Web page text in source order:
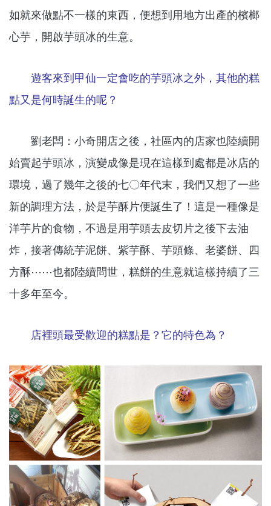
如就來做點不一樣的東西，便想到用地方出產的檳榔
心芋，開啟芋頭冰的生意。
遊客來到甲仙一定會吃的芋頭冰之外，其他的糕
點又是何時誕生的呢？
劉老闆：小奇開店之後，社區內的店家也陸續開
始賣起芋頭冰，演變成像是現在這樣到處都是冰店的
環境，過了幾年之後的七〇年代末，我們又想了一些
新的調理方法，於是芋酥片便誕生了！這是一種像是
洋芋片的食物，不過是用芋頭去皮切片之後下去油
炸，接著傳統芋泥餅、紫芋酥、芋頭條、老婆餅、四
方酥⋯⋯也都陸續問世，糕餅的生意就這樣持續了三
十多年至今。
店裡頭最受歡迎的糕點是？它的特色為？